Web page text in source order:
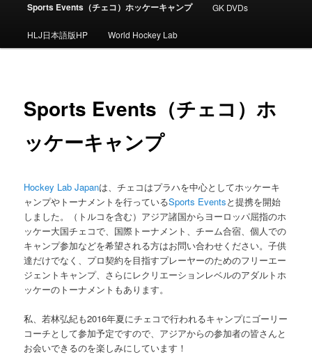
Sports Events（チェコ）ホッケーキャンプ GK DVDs
HLJ日本語版HP World Hockey Lab
Sports Events（チェコ）ホ
ッケーキャンプ
Hockey Lab Japanは、チェコはプラハを中心としてホッケーキ
ャンプやトーナメントを行っているSports Eventsと提携を開始
しました。（トルコを含む）アジア諸国からヨーロッパ屈指のホ
ッケー大国チェコで、国際トーナメント、チーム合宿、個人での
キャンプ参加などを希望される方はお問い合わせください。子供
達だけでなく、プロ契約を目指すプレーヤーのためのフリーエー
ジェントキャンプ、さらにレクリエーションレベルのアダルトホ
ッケーのトーナメントもあります。
私、若林弘紀も2016年夏にチェコで行われるキャンプにゴーリー
コーチとして参加予定ですので、アジアからの参加者の皆さんと
お会いできるのを楽しみにしています！